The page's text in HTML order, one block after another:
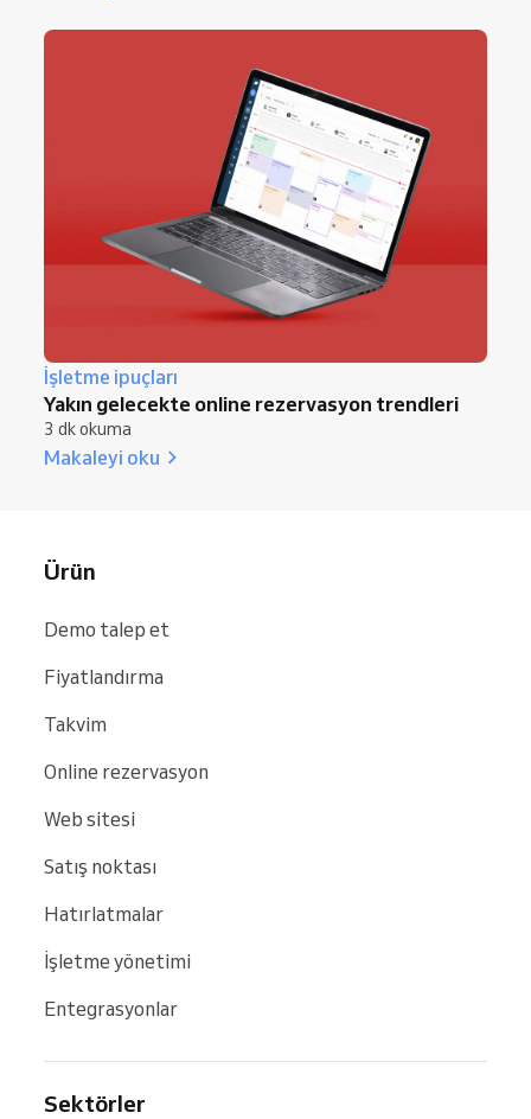
İşletme ipuçları
Yakın gelecekte online rezervasyon trendleri
3 dk okuma
Makaleyi oku
Ürün
Demo talep et
Fiyatlandırma
Takvim
Online rezervasyon
Web sitesi
Satış noktası
Hatırlatmalar
İşletme yönetimi
Entegrasyonlar
Sektörler